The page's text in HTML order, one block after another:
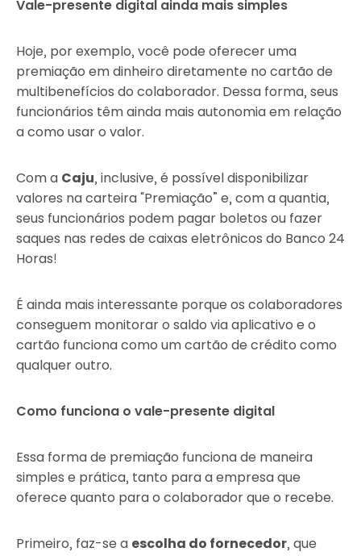
Vale-presente digital ainda mais simples
Hoje, por exemplo, você pode oferecer uma
premiação em dinheiro diretamente no cartão de
multibenefícios do colaborador. Dessa forma, seus
funcionários têm ainda mais autonomia em relação
a como usar o valor.
Com a Caju, inclusive, é possível disponibilizar
valores na carteira “Premiação” e, com a quantia,
seus funcionários podem pagar boletos ou fazer
saques nas redes de caixas eletrônicos do Banco 24
Horas!
É ainda mais interessante porque os colaboradores
conseguem monitorar o saldo via aplicativo e o
cartão funciona como um cartão de crédito como
qualquer outro.
Como funciona o vale-presente digital
Essa forma de premiação funciona de maneira
simples e prática, tanto para a empresa que
oferece quanto para o colaborador que o recebe.
Primeiro, faz-se a escolha do fornecedor, que